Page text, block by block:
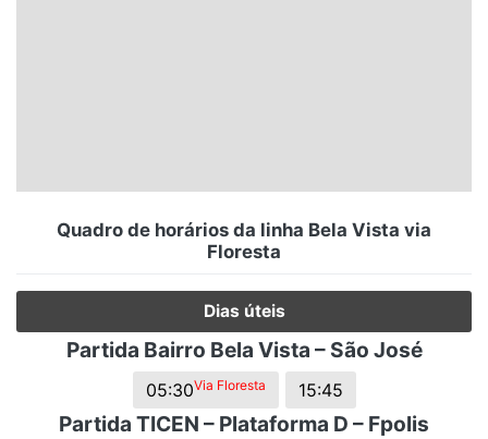
Quadro de horários da linha Bela Vista via
Floresta
Dias úteis
Partida Bairro Bela Vista – São José
05:30Via Floresta 15:45
Partida TICEN – Plataforma D – Fpolis